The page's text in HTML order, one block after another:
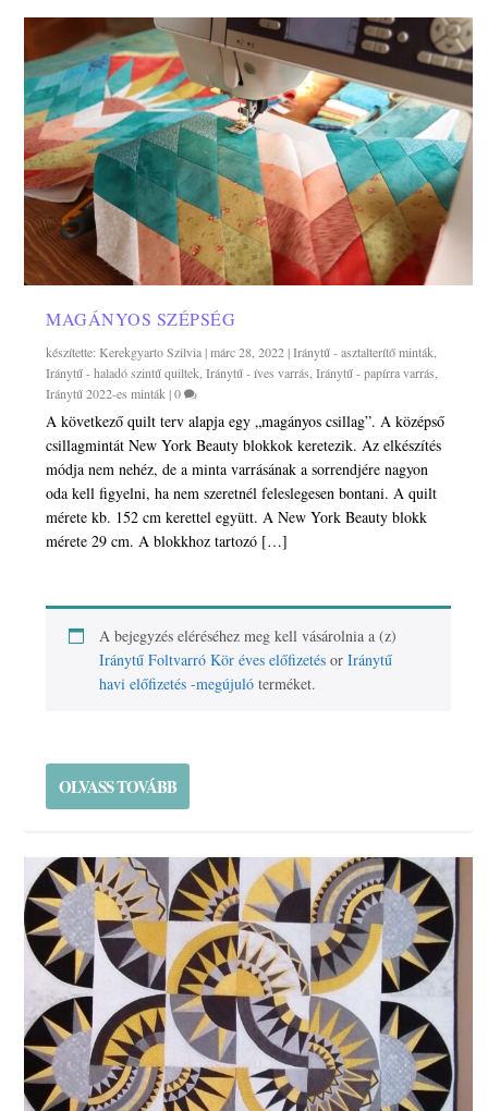
MAGÁNYOS SZÉPSÉG
készítette:Kerekgyarto Szilvia|márc 28, 2022|Iránytű - asztalterítő minták,
Iránytű - haladó szintű quiltek,Iránytű - íves varrás,Iránytű - papírra varrás,
Iránytű 2022-es minták|0
A következő quilt terv alapja egy „magányos csillag”. A középső
csillagmintát New York Beauty blokkok keretezik. Az elkészítés
módja nem nehéz, de a minta varrásának a sorrendjére nagyon
oda kell figyelni, ha nem szeretnél feleslegesen bontani. A quilt
mérete kb. 152 cm kerettel együtt. A New York Beauty blokk
mérete 29 cm. A blokkhoz tartozó […]
A bejegyzés eléréséhez meg kell vásárolnia a (z)
Iránytű Foltvarró Kör éves előfizetés orIránytű
havi előfizetés -megújuló terméket.
OLVASS TOVÁBB